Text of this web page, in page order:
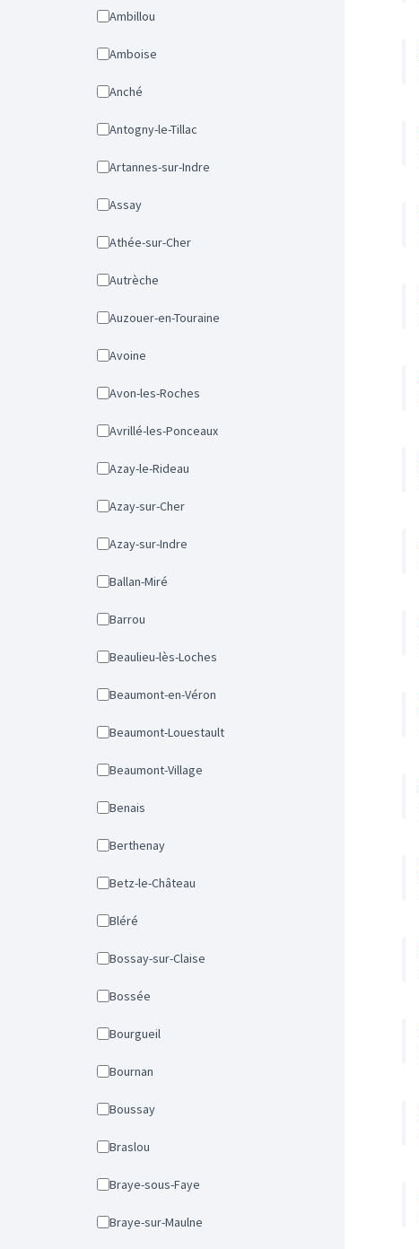
Ambillou
Amboise
Anché
Antogny-le-Tillac
Artannes-sur-Indre
Assay
Athée-sur-Cher
Autrèche
Auzouer-en-Touraine
Avoine
Avon-les-Roches
Avrillé-les-Ponceaux
Azay-le-Rideau
Azay-sur-Cher
Azay-sur-Indre
Ballan-Miré
Barrou
Beaulieu-lès-Loches
Beaumont-en-Véron
Beaumont-Louestault
Beaumont-Village
Benais
Berthenay
Betz-le-Château
Bléré
Bossay-sur-Claise
Bossée
Bourgueil
Bournan
Boussay
Braslou
Braye-sous-Faye
Braye-sur-Maulne